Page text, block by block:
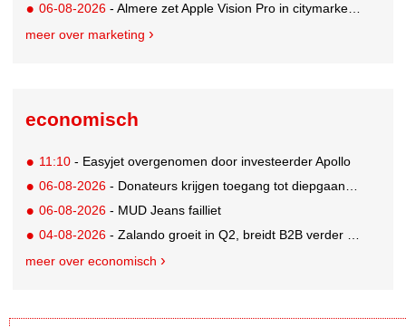
06-08-2026 - Almere zet Apple Vision Pro in citymarketing
meer over marketing
economisch
11:10 - Easyjet overgenomen door investeerder Apollo
06-08-2026 - Donateurs krijgen toegang tot diepgaandere informatie over goede doelen
06-08-2026 - MUD Jeans failliet
04-08-2026 - Zalando groeit in Q2, breidt B2B verder uit en innoveert met AI
meer over economisch